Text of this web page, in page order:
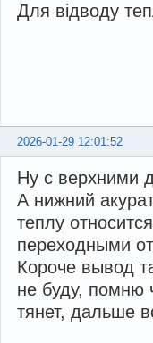
Для відводу
2026-01-29 12:01:52
Ну с верхними
А нижний
теплу
переходными
Короче вывод
не буду, помню
тянет, дальше